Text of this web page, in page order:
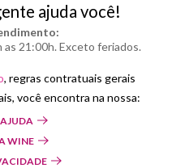
ajuda você!
as 21:00h. Exceto feriados.
, regras contratuais gerais
você encontra na nossa:
WINE